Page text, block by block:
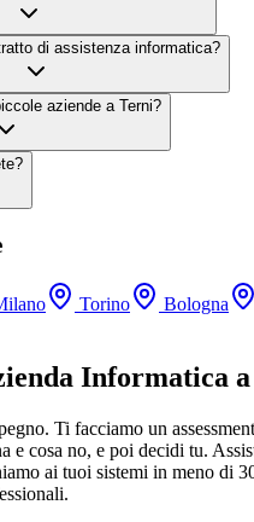
di assistenza informatica?
aziende a Terni?
Torino Bologna
Informatica
Ti facciamo un
e cosa no, e poi decidi tu.
ai tuoi sistemi in meno di